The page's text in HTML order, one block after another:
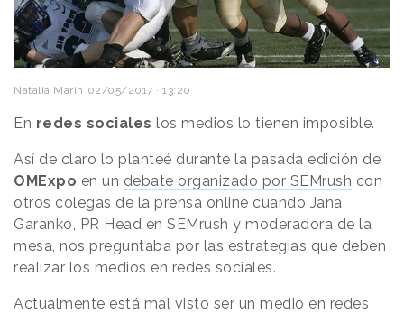
Natalia Marin 02/05/2017 · 13:20
En redes sociales los medios lo tienen imposible.
Así de claro lo planteé durante la pasada edición de
OMExpo en un debate organizado por SEMrush con
otros colegas de la prensa online cuando Jana
Garanko, PR Head en SEMrush y moderadora de la
mesa, nos preguntaba por las estrategias que deben
realizar los medios en redes sociales.
Actualmente está mal visto ser un medio en redes